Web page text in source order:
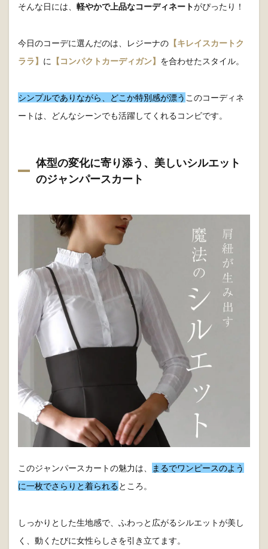
そんな日には、 軽やかで上品なコーディネートがぴったり！
今日のコーデに選んだのは、レジーナの 【キレイスカートク
ララ】 に 【コンパクトカーディガン】 を合わせたスタイル。
シンプルでありながら、どこか特別感が漂う このコーディネ
ートは、どんなシーンでも活躍してくれるコンビです。
体型の変化に寄り添う、美しいシルエット
のジャンパースカート
このジャンパースカートの魅力は、
まるでワンピースのよう
に一枚でさらりと着られるところ。
しっかりとした生地感で、ふわっと広がるシルエットが美し
く、動くたびに女性らしさを引き立てます。